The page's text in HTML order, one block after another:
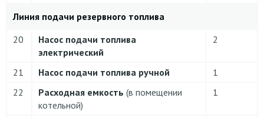
Линия подачи резервного топлива
20
Насос подачи топлива
электрический
2
21 Насос подачи топлива ручной
1
22
Расходная емкость (в помещении
котельной)
1